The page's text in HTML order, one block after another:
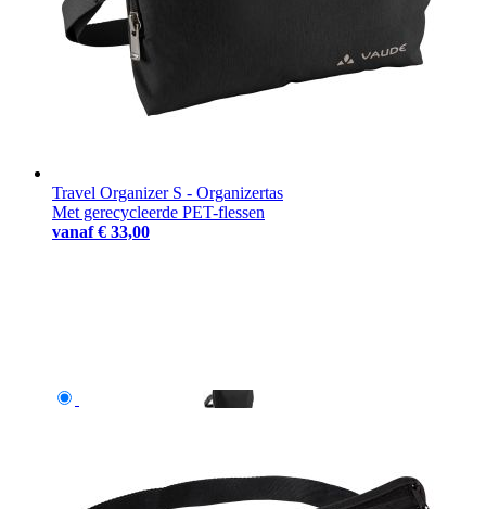
Travel Organizer S - Organizertas
Met gerecycleerde PET-flessen
vanaf € 33,00